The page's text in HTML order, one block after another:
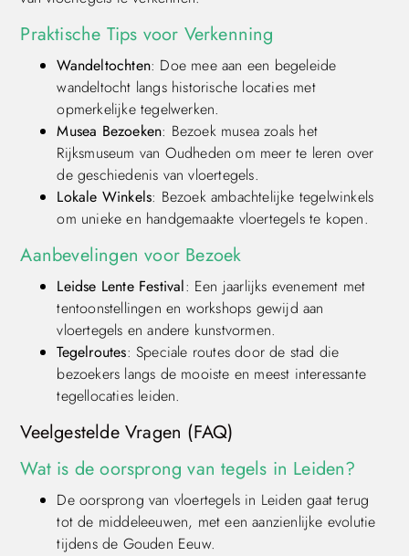
Praktische Tips voor Verkenning
Wandeltochten: Doe mee aan een begeleide
wandeltocht langs historische locaties met
opmerkelijke tegelwerken.
Musea Bezoeken: Bezoek musea zoals het
Rijksmuseum van Oudheden om meer te leren over
de geschiedenis van vloertegels.
Lokale Winkels: Bezoek ambachtelijke tegelwinkels
om unieke en handgemaakte vloertegels te kopen.
Aanbevelingen voor Bezoek
Leidse Lente Festival: Een jaarlijks evenement met
tentoonstellingen en workshops gewijd aan
vloertegels en andere kunstvormen.
Tegelroutes: Speciale routes door de stad die
bezoekers langs de mooiste en meest interessante
tegellocaties leiden.
Veelgestelde Vragen (FAQ)
Wat is de oorsprong van tegels in Leiden?
De oorsprong van vloertegels in Leiden gaat terug
tot de middeleeuwen, met een aanzienlijke evolutie
tijdens de Gouden Eeuw.